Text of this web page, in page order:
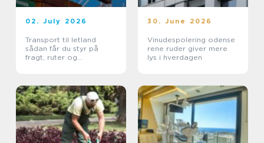
02. July 2026
Transport til letland
sådan får du styr på
fragt, ruter og
30. June 2026
Vinudespolering odense
rene ruder giver mere
lys i hverdagen